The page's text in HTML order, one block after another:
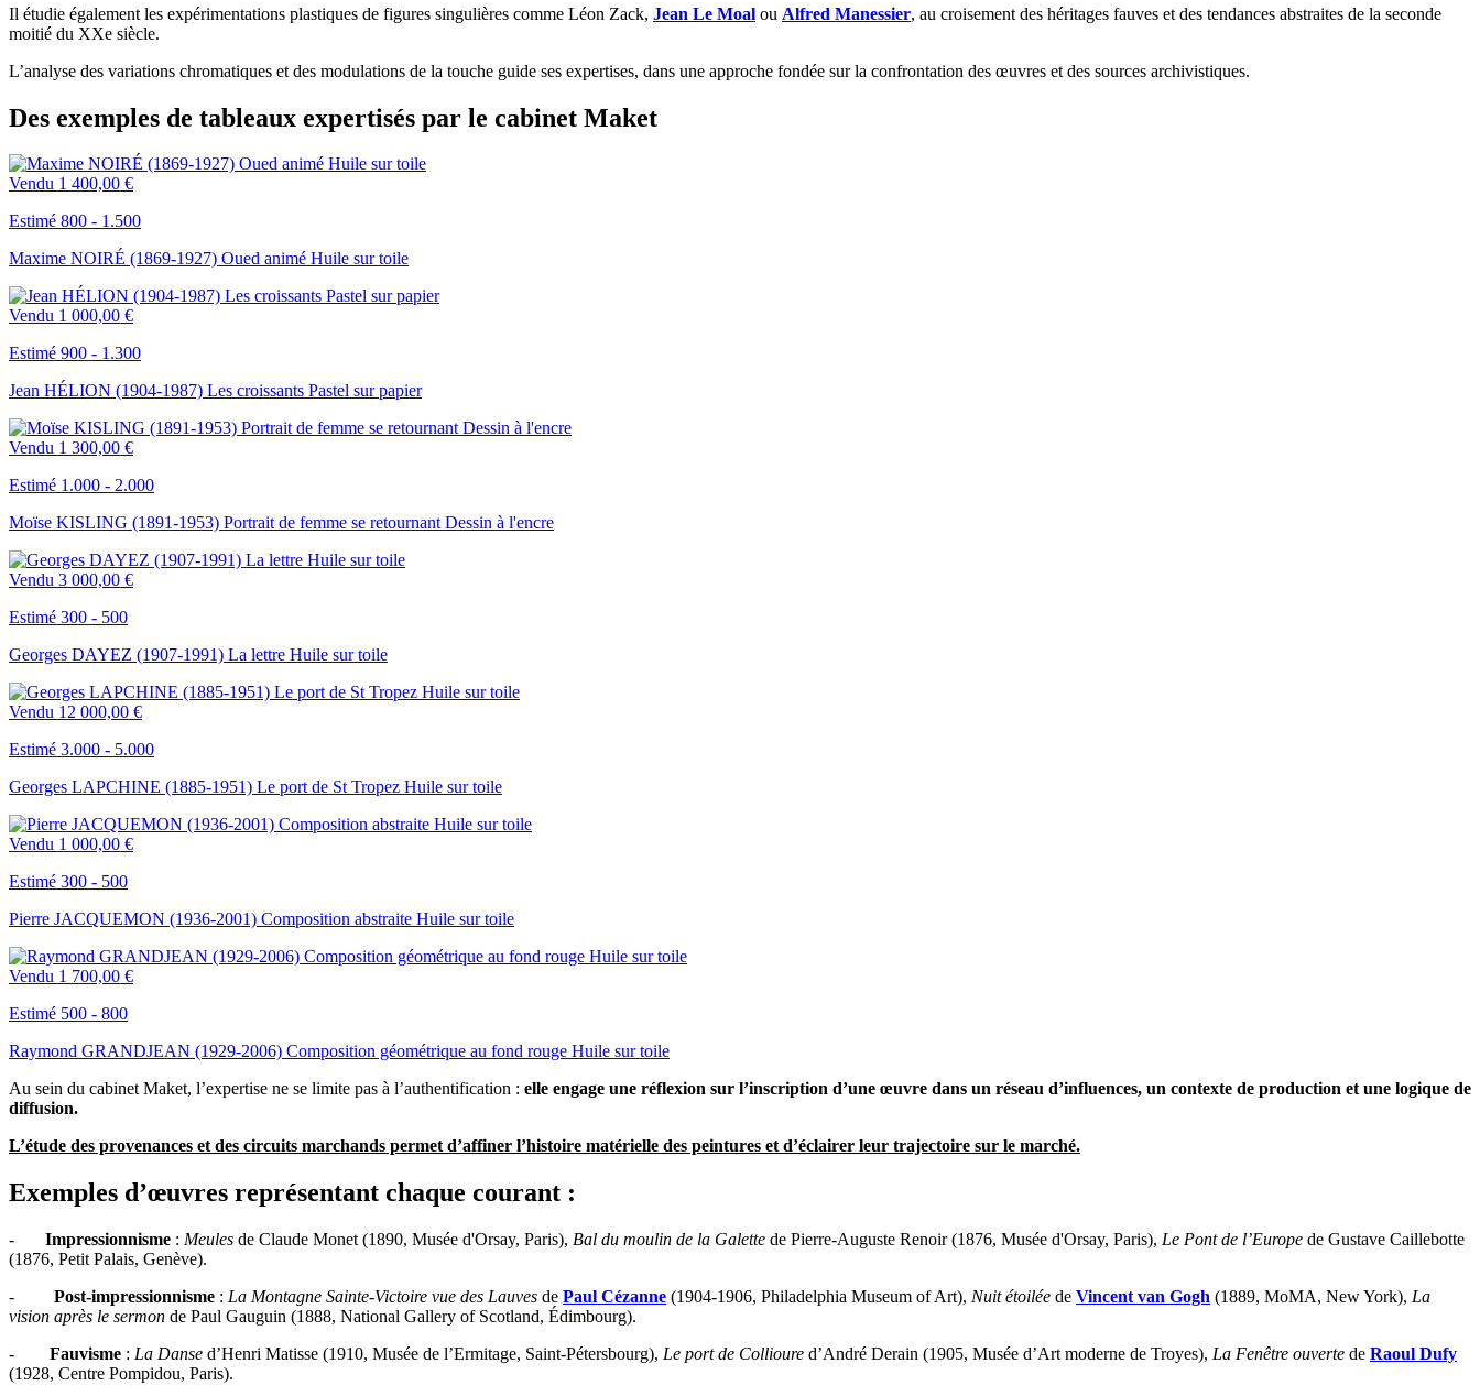
Il étudie également les expérimentations plastiques de figures singulières comme Léon Zack, Jean Le Moal ou Alfred Manessier, au croisement des héritages fauves et des tendances abstraites de la seconde
moitié du XXe siècle.
L’analyse des variations chromatiques et des modulations de la touche guide ses expertises, dans une approche fondée sur la confrontation des œuvres et des sources archivistiques.
Des exemples de tableaux expertisés par le cabinet Maket
Vendu 1 400,00 €
Estimé 800 - 1.500
Maxime NOIRÉ (1869-1927) Oued animé Huile sur toile
Vendu 1 000,00 €
Estimé 900 - 1.300
Jean HÉLION (1904-1987) Les croissants Pastel sur papier
Vendu 1 300,00 €
Estimé 1.000 - 2.000
Moïse KISLING (1891-1953) Portrait de femme se retournant Dessin à l'encre
Vendu 3 000,00 €
Estimé 300 - 500
Georges DAYEZ (1907-1991) La lettre Huile sur toile
Vendu 12 000,00 €
Estimé 3.000 - 5.000
Georges LAPCHINE (1885-1951) Le port de St Tropez Huile sur toile
Vendu 1 000,00 €
Estimé 300 - 500
Pierre JACQUEMON (1936-2001) Composition abstraite Huile sur toile
Vendu 1 700,00 €
Estimé 500 - 800
Raymond GRANDJEAN (1929-2006) Composition géométrique au fond rouge Huile sur toile
Au sein du cabinet Maket, l’expertise ne se limite pas à l’authentification : elle engage une réflexion sur l’inscription d’une œuvre dans un réseau d’influences, un contexte de production et une logique de
diffusion.
L’étude des provenances et des circuits marchands permet d’affiner l’histoire matérielle des peintures et d’éclairer leur trajectoire sur le marché.
Exemples d’œuvres représentant chaque courant :
- Impressionnisme : Meules de Claude Monet (1890, Musée d'Orsay, Paris), Bal du moulin de la Galette de Pierre-Auguste Renoir (1876, Musée d'Orsay, Paris), Le Pont de l’Europe de Gustave Caillebotte
(1876, Petit Palais, Genève).
- Post-impressionnisme : La Montagne Sainte-Victoire vue des Lauves de Paul Cézanne (1904-1906, Philadelphia Museum of Art), Nuit étoilée de Vincent van Gogh (1889, MoMA, New York), La
vision après le sermon de Paul Gauguin (1888, National Gallery of Scotland, Édimbourg).
- Fauvisme : La Danse d’Henri Matisse (1910, Musée de l’Ermitage, Saint-Pétersbourg), Le port de Collioure d’André Derain (1905, Musée d’Art moderne de Troyes), La Fenêtre ouverte de Raoul Dufy
(1928, Centre Pompidou, Paris).